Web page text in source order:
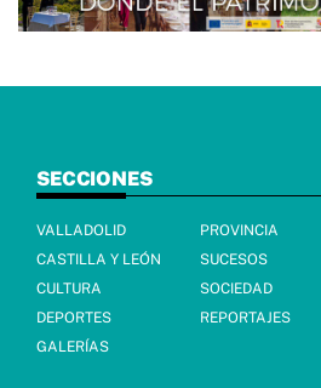
SECCIONES
VALLADOLID
PROVINCIA
CASTILLA Y LEÓN
SUCESOS
CULTURA
SOCIEDAD
DEPORTES
REPORTAJES
GALERÍAS